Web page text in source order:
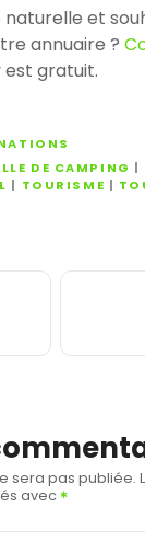
naturelle et
annuaire ?
gratuit.
DE CAMPING |
| TOURISME |
sera pas publiée.
avec